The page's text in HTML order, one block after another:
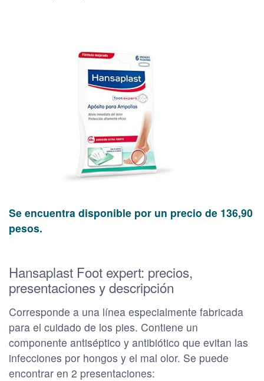
Se encuentra disponible por un precio de 136,90
pesos.
Hansaplast Foot expert: precios,
presentaciones y descripción
Corresponde a una línea especialmente fabricada
para el cuidado de los pies. Contiene un
componente antiséptico y antibiótico que evitan las
infecciones por hongos y el mal olor. Se puede
encontrar en 2 presentaciones: